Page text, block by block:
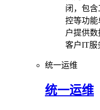
闭，包
控等功能
户提供
客户IT服
统一运维
统一运维